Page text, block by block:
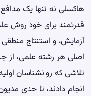
هاکسلی نه تنها یک
قدرتمند برای خود روش
آزمایش، و استنتاج
اصلی هر رشته علمی، از
تلاشی که روانشناسان
انجام دادند، تا حدی